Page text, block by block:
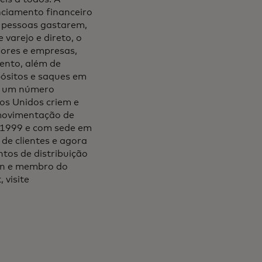
financeiro
gastarem,
varejo e direto, o
e empresas,
além de
e saques em
um número
Unidos criem e
de
e com sede em
clientes e agora
de distribuição
e membro do
visite